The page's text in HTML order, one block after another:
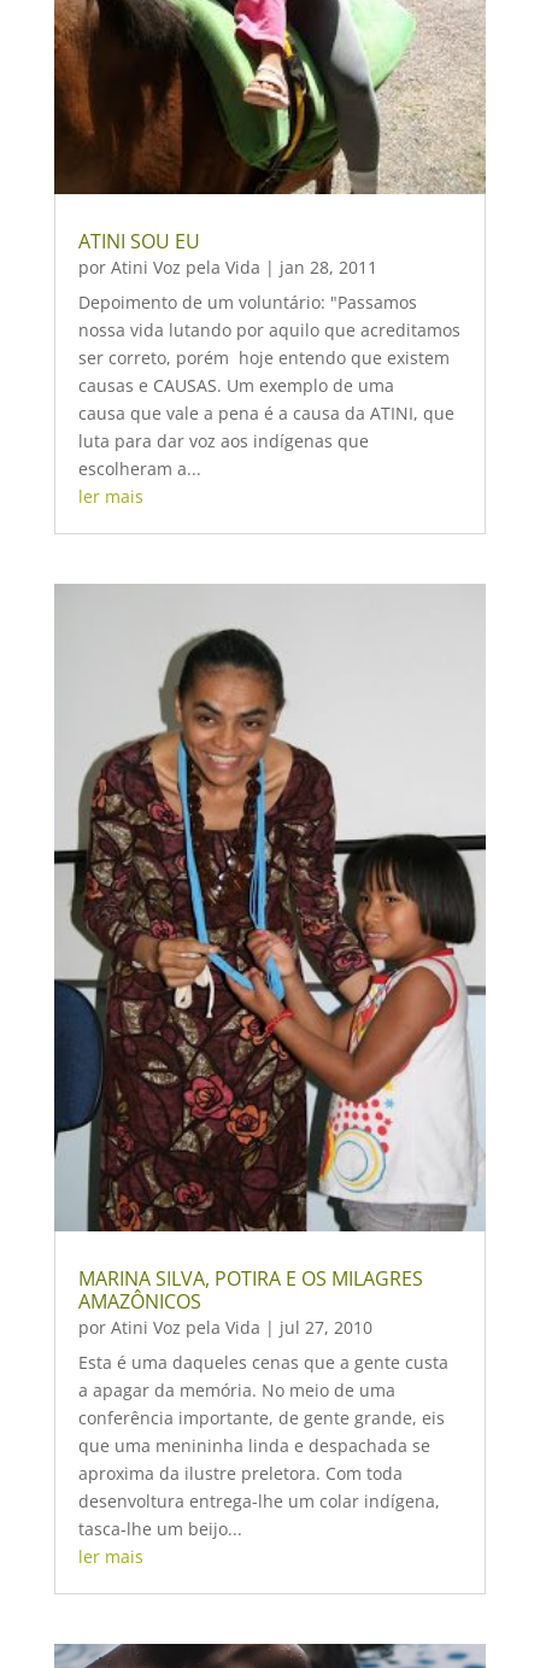
ATINI SOU EU
por Atini Voz pela Vida | jan 28, 2011
Depoimento de um voluntário: "Passamos
nossa vida lutando por aquilo que acreditamos
ser correto, porém hoje entendo que existem
causas e CAUSAS. Um exemplo de uma
causa que vale a pena é a causa da ATINI, que
luta para dar voz aos indígenas que
escolheram a...
ler mais
MARINA SILVA, POTIRA E OS MILAGRES
AMAZÔNICOS
por Atini Voz pela Vida | jul 27, 2010
Esta é uma daqueles cenas que a gente custa
a apagar da memória. No meio de uma
conferência importante, de gente grande, eis
que uma menininha linda e despachada se
aproxima da ilustre preletora. Com toda
desenvoltura entrega-lhe um colar indígena,
tasca-lhe um beijo...
ler mais